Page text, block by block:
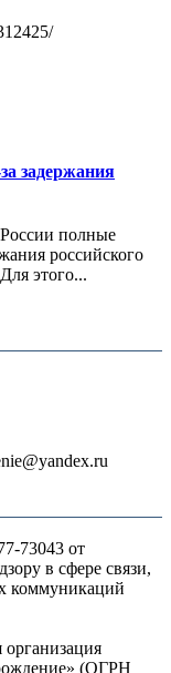
задержания
полные
российского
этого...
73043 от
в сфере связи,
коммуникаций
(ОГРН